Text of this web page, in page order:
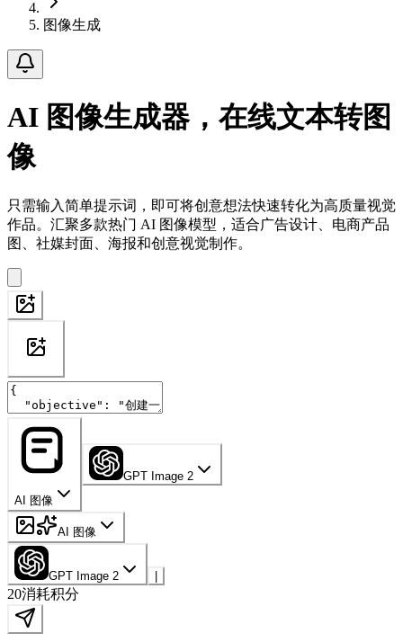
图像生成
AI 图像生成器，在线文本转图
像
只需输入简单提示词，即可将创意想法快速转化为高质量视觉
作品。汇聚多款热门 AI 图像模型，适合广告设计、电商产品
图、社媒封面、海报和创意视觉制作。
AI 图像
GPT Image 2
AI 图像
GPT Image 2
20消耗积分